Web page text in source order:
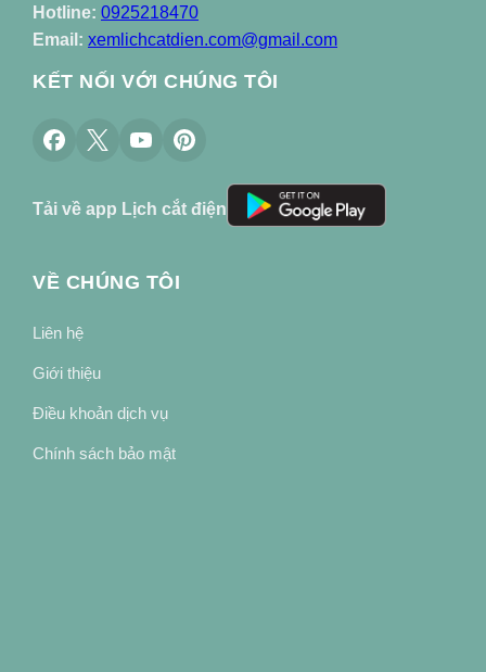
Hotline: 0925218470
Email: xemlichcatdien.com@gmail.com
KẾT NỐI VỚI CHÚNG TÔI
Tải về app Lịch cắt điện
VỀ CHÚNG TÔI
Liên hệ
Giới thiệu
Điều khoản dịch vụ
Chính sách bảo mật